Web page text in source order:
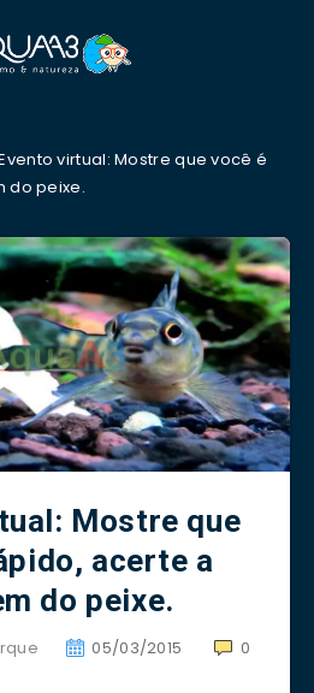
virtual: Mostre que você é
do peixe.
Mostre que
acerte a
do peixe.
05/03/2015 0